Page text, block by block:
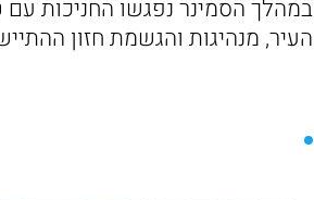
במהלך הסמינר נפגשו החניכות
העיר, מנהיגות והגשמת חזון